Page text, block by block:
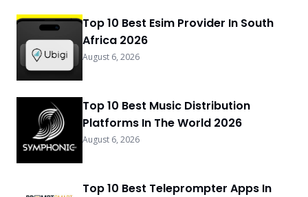
Top 10 Best Esim Provider In South
Africa 2026
August 6, 2026
Top 10 Best Music Distribution
Platforms In The World 2026
August 6, 2026
Top 10 Best Teleprompter Apps In